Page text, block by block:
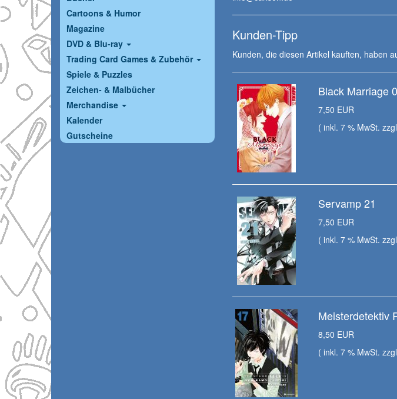
Cartoons & Humor
Magazine
DVD & Blu-ray
Trading Card Games & Zubehör
Spiele & Puzzles
Zeichen- & Malbücher
Merchandise
Kalender
Gutscheine
Kunden-Tipp
Kunden, die diesen Artikel kauften, haben
Black Marriage
7,50 EUR
( inkl. 7 % MwSt.
Servamp 21
7,50 EUR
( inkl. 7 % MwSt.
Meisterdetektiv
8,50 EUR
( inkl. 7 % MwSt.